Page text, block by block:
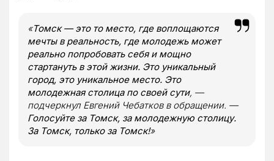
«Томск — это то место, где воплощаются
мечты в реальность, где молодежь может
реально попробовать себя и мощно
стартануть в этой жизни. Это уникальный
город, это уникальное место. Это
молодежная столица по своей сути, —
подчеркнул Евгений Чебатков в обращении. —
Голосуйте за Томск, за молодежную столицу.
За Томск, только за Томск!»